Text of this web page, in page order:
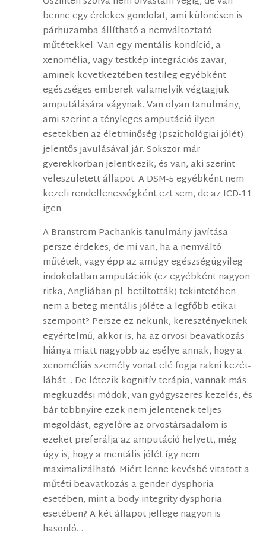
benne egy érdekes gondolat, ami különösen is
párhuzamba állítható a nemváltoztató
műtétekkel. Van egy mentális kondíció, a
xenomélia, vagy testkép-integrációs zavar,
aminek következtében testileg egyébként
egészséges emberek valamelyik végtagjuk
amputálására vágynak. Van olyan tanulmány,
ami szerint a tényleges amputáció ilyen
esetekben az életminőség (pszichológiai jólét)
jelentős javulásával jár. Sokszor már
gyerekkorban jelentkezik, és van, aki szerint
veleszületett állapot. A DSM-5 egyébként nem
kezeli rendellenességként ezt sem, de az ICD-11
igen.
A Bränström-Pachankis tanulmány javítása
persze érdekes, de mi van, ha a nemváltó
műtétek, vagy épp az amúgy egészségügyileg
indokolatlan amputációk (ez egyébként nagyon
ritka, Angliában pl. betiltották) tekintetében
nem a beteg mentális jóléte a legfőbb etikai
szempont? Persze ez nekünk, keresztényeknek
egyértelmű, akkor is, ha az orvosi beavatkozás
hiánya miatt nagyobb az esélye annak, hogy a
xenoméliás személy vonat elé fogja rakni kezét-
lábát… De létezik kognitív terápia, vannak más
megküzdési módok, van gyógyszeres kezelés, és
bár többnyire ezek nem jelentenek teljes
megoldást, egyelőre az orvostársadalom is
ezeket preferálja az amputáció helyett, még
úgy is, hogy a mentális jólét így nem
maximalizálható. Miért lenne kevésbé vitatott a
műtéti beavatkozás a gender dysphoria
esetében, mint a body integrity dysphoria
esetében? A két állapot jellege nagyon is
hasonló…